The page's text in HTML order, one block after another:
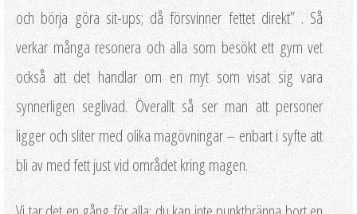
och börja göra sit-ups; då försvinner fettet direkt” . Så
verkar många resonera och alla som besökt ett gym vet
också att det handlar om en myt som visat sig vara
synnerligen seglivad. Överallt så ser man att personer
ligger och sliter med olika magövningar – enbart i syfte att
bli av med fett just vid området kring magen.